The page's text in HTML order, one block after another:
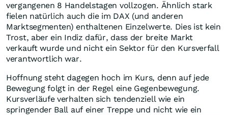
vergangenen 8 Handelstagen vollzogen. Ähnlich stark
fielen natürlich auch die im DAX (und anderen
Marktsegmenten) enthaltenen Einzelwerte. Dies ist kein
Trost, aber ein Indiz dafür, dass der breite Markt
verkauft wurde und nicht ein Sektor für den Kursverfall
verantwortlich war.
Hoffnung steht dagegen hoch im Kurs, denn auf jede
Bewegung folgt in der Regel eine Gegenbewegung.
Kursverläufe verhalten sich tendenziell wie ein
springender Ball auf einer Treppe und nicht wie ein